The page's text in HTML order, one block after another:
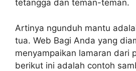
tetangga dan teman-teman.
Artinya ngunduh mantu
tua. Web Bagi Anda yang
menyampaikan lamaran dari
berikut ini adalah contoh